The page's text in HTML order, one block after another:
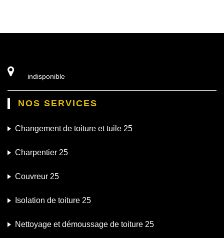
indisponible
NOS SERVICES
Changement de toiture et tuile 25
Charpentier 25
Couvreur 25
Isolation de toiture 25
Nettoyage et démoussage de toiture 25